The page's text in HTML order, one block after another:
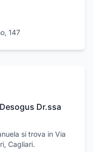
147
Dr.ssa
si trova in Via
Cagliari.